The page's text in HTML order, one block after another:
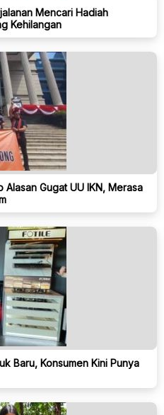
Mencari Hadiah
Kehilangan
Gugat UU IKN, Merasa
Baru, Konsumen Kini Punya